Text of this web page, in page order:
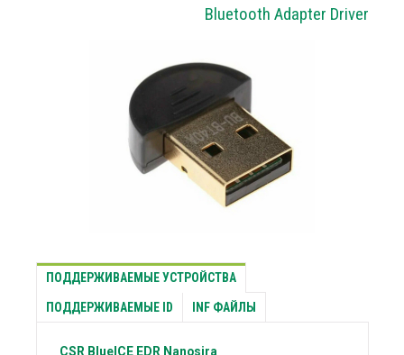
Bluetooth Adapter Driver
ПОДДЕРЖИВАЕМЫЕ УСТРОЙСТВА
ПОДДЕРЖИВАЕМЫЕ ID INF ФАЙЛЫ
CSR BlueICE EDR Nanosira